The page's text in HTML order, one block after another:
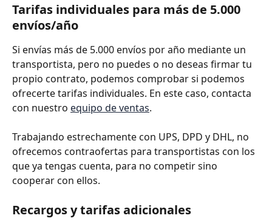
Tarifas individuales para más de 5.000
envíos/año
Si envías más de 5.000 envíos por año mediante un
transportista, pero no puedes o no deseas firmar tu
propio contrato, podemos comprobar si podemos
ofrecerte tarifas individuales. En este caso, contacta
con nuestro equipo de ventas.
Trabajando estrechamente con UPS, DPD y DHL, no
ofrecemos contraofertas para transportistas con los
que ya tengas cuenta, para no competir sino
cooperar con ellos.
Recargos y tarifas adicionales